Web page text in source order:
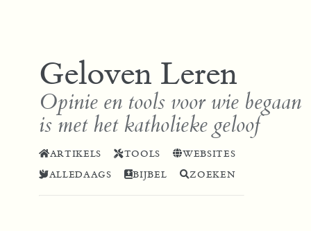
Geloven Leren
Opinie en tools voor wie begaan
is met het katholieke geloof
ARTIKELS TOOLS
WEBSITES
ALLEDAAGS
BIJBEL ZOEKEN